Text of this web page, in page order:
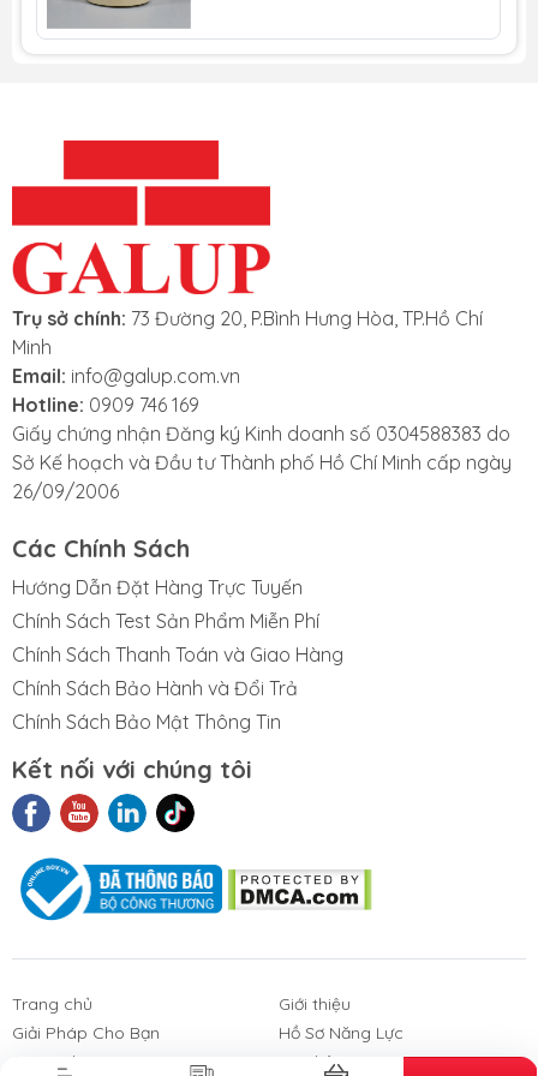
Liệu Nhám
Phim Cách
Sản Phẩm
Trụ sở chính: 73 Đường 20, P.Bình Hưng Hòa, TP.Hồ Chí
Minh
Email: info@galup.com.vn
Hotline: 0909 746 169
Giấy chứng nhận Đăng ký Kinh doanh số 0304588383 do
Sở Kế hoạch và Đầu tư Thành phố Hồ Chí Minh cấp ngày
26/09/2006
Các Chính Sách
Hướng Dẫn Đặt Hàng Trực Tuyến
Chính Sách Test Sản Phẩm Miễn Phí
Chính Sách Thanh Toán và Giao Hàng
Chính Sách Bảo Hành và Đổi Trả
Chính Sách Bảo Mật Thông Tin
Kết nối với chúng tôi
Trang chủ
Giới thiệu
Giải Pháp Cho Bạn
Hồ Sơ Năng Lực
Góc Galup
Liên hệ